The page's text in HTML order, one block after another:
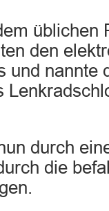
üblichen
den
und nannte
durch
die